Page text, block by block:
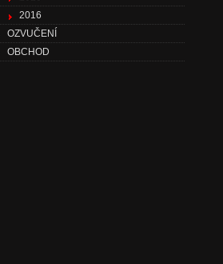
2016
OZVUČENÍ
OBCHOD